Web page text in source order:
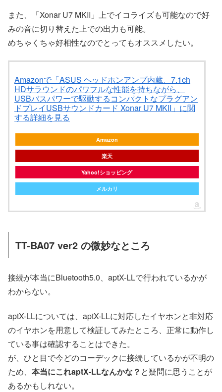
また、「Xonar U7 MKII」上でイコライズも可能なので好
みの音に切り替えた上での出力も可能。
めちゃくちゃ好相性なのでとってもオススメしたい。
Amazonで「ASUS ヘッドホンアンプ内蔵、7.1ch
HDサラウンドのパワフルな性能を持ちながら、
USBバスパワーで駆動するコンパクトなプラグアン
ドプレイUSBサウンドカード Xonar U7 MKII」に関
する詳細を見る
Amazon
楽天
Yahoo!ショッピング
メルカリ
TT-BA07 ver2 の微妙なところ
接続が本当にBluetooth5.0、aptX-LLで行われているかが
わからない。
aptX-LLについては、aptX-LLに対応したイヤホンと非対応
のイヤホンを用意して検証してみたところ、正常に動作し
ている事は確認することはできた。
が、ひと目で今どのコーデックに接続しているかが不明の
ため、 本当にこれaptX-LLなんかな？ と疑問に思うことが
あるかもしれない。